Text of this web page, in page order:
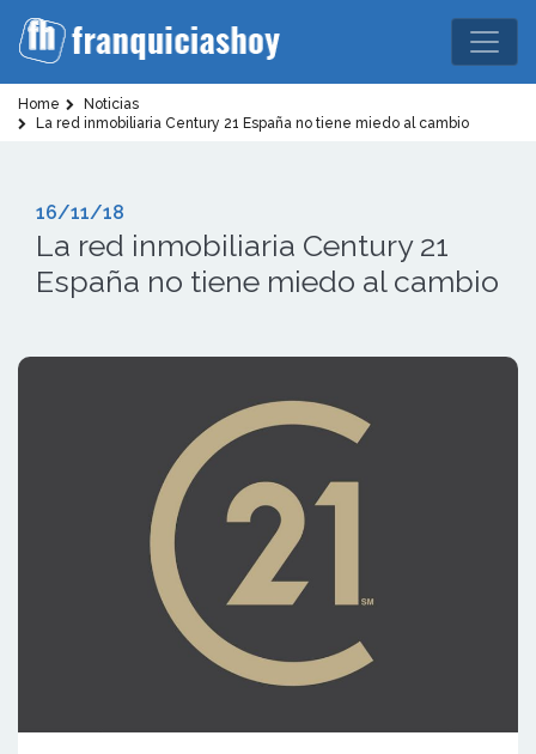
Home
Noticias
La red inmobiliaria Century 21 España no tiene miedo al cambio
16/11/18
La red inmobiliaria Century 21
España no tiene miedo al cambio